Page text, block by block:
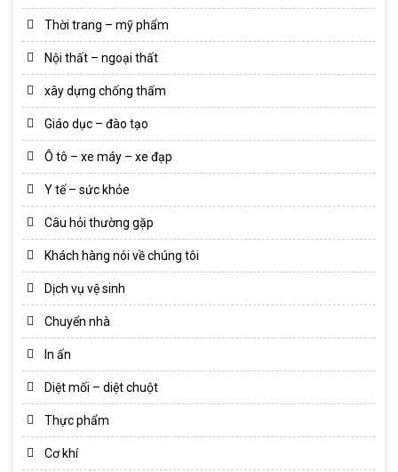
Thời trang – mỹ phẩm
Nội thất – ngoại thất
xây dựng chống thấm
Giáo dục – đào tạo
Ô tô – xe máy – xe đạp
Y tế – sức khỏe
Câu hỏi thường gặp
Khách hàng nói về chúng tôi
Dịch vụ vệ sinh
Chuyển nhà
In ấn
Diệt mối – diệt chuột
Thực phẩm
Cơ khí